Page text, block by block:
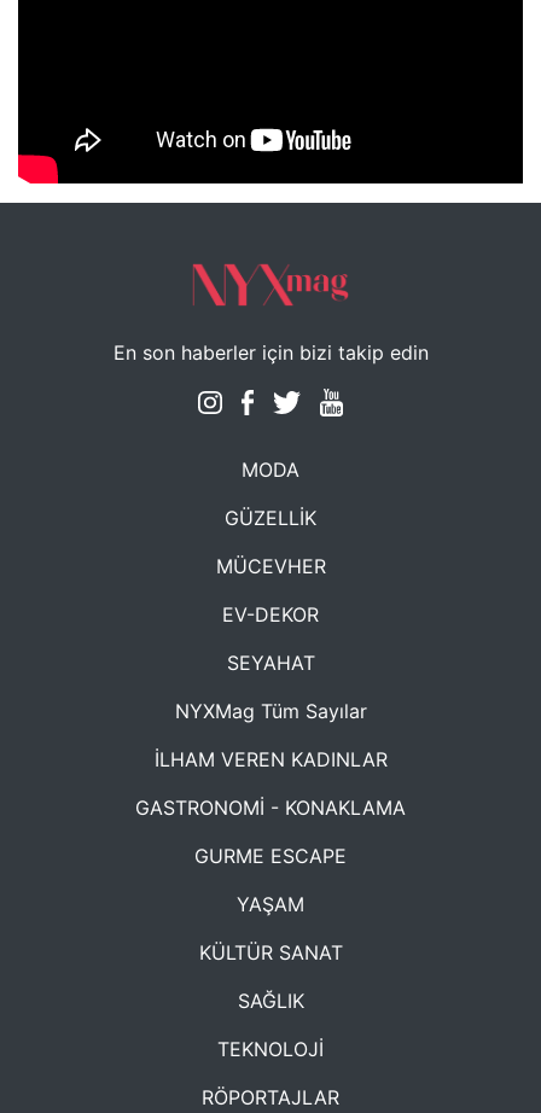
NYXmag 2. Yaş Kutlama Etkinliği
En son haberler için bizi takip edin
MODA
GÜZELLİK
MÜCEVHER
EV-DEKOR
SEYAHAT
NYXMag Tüm Sayılar
İLHAM VEREN KADINLAR
GASTRONOMİ - KONAKLAMA
GURME ESCAPE
YAŞAM
KÜLTÜR SANAT
SAĞLIK
TEKNOLOJİ
RÖPORTAJLAR